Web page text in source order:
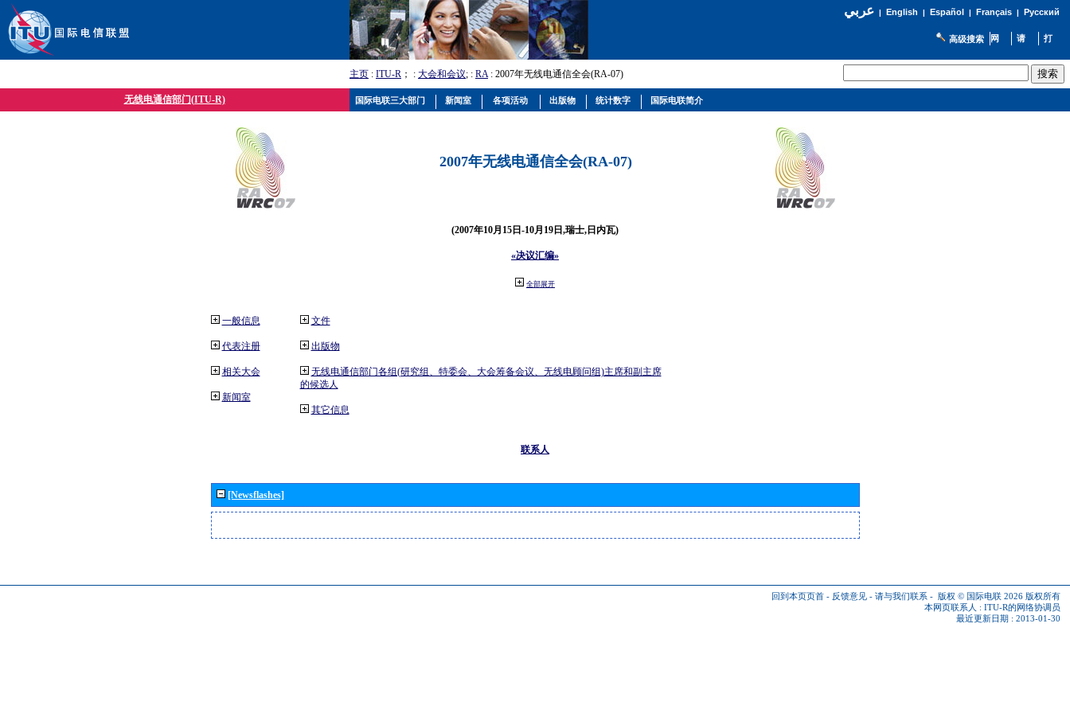
عربي| English | Español | Français| Русский
高级搜索
主页 : ITU-R ； : 大会和会议; : RA: 2007年无线电通信全会(RA-07)
无线电通信部门(ITU-R)
2007年无线电通信全会(RA-07)
(2007年10月15日-10月19日,瑞士,日内瓦)
«决议汇编»
全部展开
一般信息
代表注册
相关大会
新闻室
文件
出版物
无线电通信部门各组(研究组、特委会、大会筹备会议、无线电顾问组)主席和副主席
的候选人
其它信息
联系人
[Newsflashes]
回到本页页首 - 反馈意见 - 请与我们联系 - 版权 © 国际电联 2026 版权所有
本网页联系人 : ITU-R的网络协调员
最近更新日期 : 2013-01-30
国际电联三大部门 新闻室 各项活动 出版物 统计数字 国际电联简介